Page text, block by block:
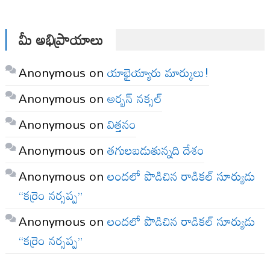
మీ అభిప్రాయాలు
Anonymous onయాభైయ్యారు మార్కులు!
Anonymous onఅర్బన్ నక్సల్
Anonymous onవిత్తనం
Anonymous onతగులబడుతున్నది దేశం
Anonymous onలందలో పొడిచిన రాడికల్ సూర్యుడు
“కర్రెం నర్సప్ప”
Anonymous onలందలో పొడిచిన రాడికల్ సూర్యుడు
“కర్రెం నర్సప్ప”